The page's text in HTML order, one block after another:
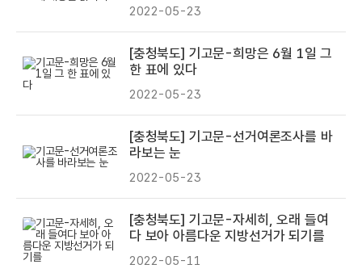
2022-05-23
[충청북도] 기고문-희망은 6월 1일 그
한 표에 있다
2022-05-23
[충청북도] 기고문-선거여론조사를 바
라보는 눈
2022-05-23
[충청북도] 기고문-자세히, 오래 들여
다 보아 아름다운 지방선거가 되기를
2022-05-11